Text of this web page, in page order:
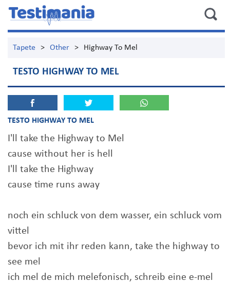
Tapete > Other > Highway To Mel
TESTO HIGHWAY TO MEL
TESTO HIGHWAY TO MEL
I'll take the Highway to Mel
cause without her is hell
I'll take the Highway
cause time runs away
noch ein schluck von dem wasser, ein schluck vom
vittel
bevor ich mit ihr reden kann, take the highway to
see mel
ich mel de mich melefonisch, schreib eine e-mel